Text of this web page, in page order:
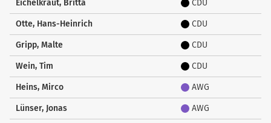
Liste
Eichelkraut, Britta CDU
Otte, Hans-Heinrich CDU
Gripp, Malte CDU
Wein, Tim CDU
Heins, Mirco AWG
Lünser, Jonas AWG